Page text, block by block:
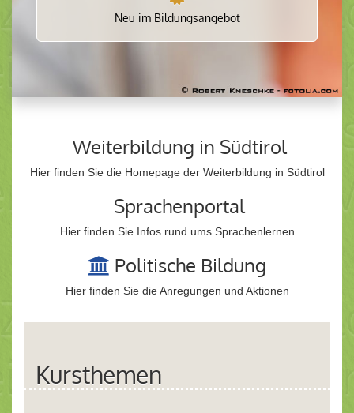
Neu im Bildungsangebot
Weiterbildung in Südtirol
Hier finden Sie die Homepage der Weiterbildung in Südtirol
Sprachenportal
Hier finden Sie Infos rund ums Sprachenlernen
Politische Bildung
Hier finden Sie die Anregungen und Aktionen
Kursthemen